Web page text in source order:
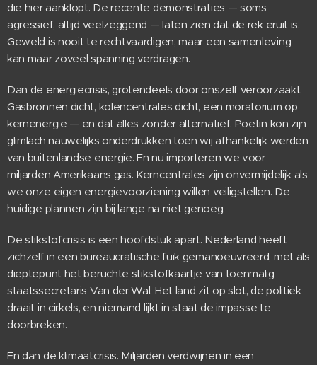
die hier aanklopt. De recente demonstraties — soms
agressief, altijd veelzeggend — laten zien dat de rek eruit is.
Geweld is nooit te rechtvaardigen, maar een samenleving
kan maar zoveel spanning verdragen.
Dan de energiecrisis, grotendeels door onszelf veroorzaakt.
Gasbronnen dicht, kolencentrales dicht, een moratorium op
kernenergie — en dat alles zonder alternatief. Poetin kon zijn
glimlach nauwelijks onderdrukken toen wij afhankelijk werden
van buitenlandse energie. En nu importeren we voor
miljarden Amerikaans gas. Kerncentrales zijn onvermijdelijk als
we onze eigen energievoorziening willen veiligstellen. De
huidige plannen zijn bij lange na niet genoeg.
De stikstofcrisis is een hoofdstuk apart. Nederland heeft
zichzelf in een bureaucratische fuik gemanoeuvreerd, met als
dieptepunt het beruchte stikstofkaartje van toenmalig
staatssecretaris Van der Wal. Het land zit op slot, de politiek
draait in cirkels, en niemand lijkt in staat de impasse te
doorbreken.
En dan de klimaatcrisis. Miljarden verdwijnen in een